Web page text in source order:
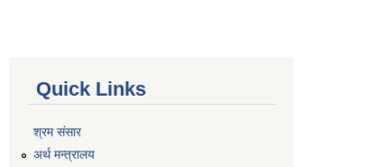
Quick Links
श्रम संसार
अर्थ मन्त्रालय